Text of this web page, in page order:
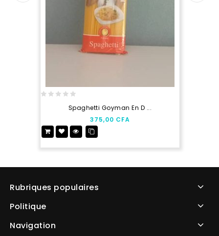
5
Spaghetti Goyman En D ...
375,00 CFA
Rubriques populaires
Politique
Navigation